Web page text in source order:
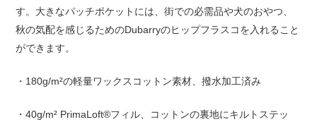
す。大きなパッチポケットには、街での必需品や犬のおやつ、
秋の気配を感じるためのDubarryのヒップフラスコを入れること
ができます。
・180g/m²の軽量ワックスコットン素材、撥水加工済み
・40g/m² PrimaLoft®フィル、コットンの裏地にキルトステッ